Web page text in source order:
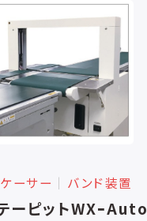
ーサー │ バンド装置
ピットWXｰAuto